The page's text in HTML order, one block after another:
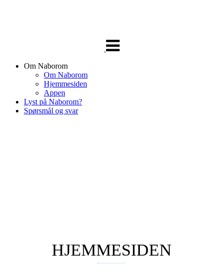
navigasjon
Om Naborom
Om Naborom
Hjemmesiden
Appen
Lyst på Naborom?
Spørsmål og svar
HJEMMESIDEN